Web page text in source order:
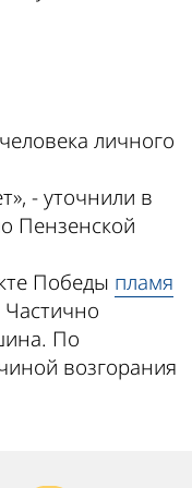
личного
- уточнили в
Пензенской
Победы пламя
Частично
По
возгорания